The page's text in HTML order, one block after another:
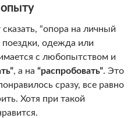
“опора на личный
одежда или
с любопытством и
, а на “распробовать”. Это
сразу, все равно
Хотя при такой